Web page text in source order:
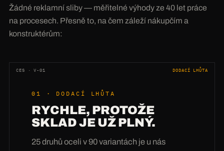
Žádné reklamní sliby — měřitelné výhody ze 40 let práce
na procesech. Přesně to, na čem záleží nákupčím a
konstruktérům:
CES · V-01 DODACÍ LHŮTA
01 · DODACÍ LHŮTA
RYCHLE, PROTOŽE
SKLAD JE UŽ PLNÝ.
25 druhů oceli v 90 variantách je u nás